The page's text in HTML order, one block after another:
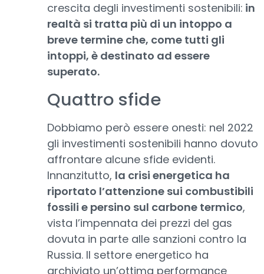
crescita degli investimenti sostenibili: in
realtà si tratta più di un intoppo a
breve termine che, come tutti gli
intoppi, è destinato ad essere
superato.
Quattro sfide
Dobbiamo però essere onesti: nel 2022
gli investimenti sostenibili hanno dovuto
affrontare alcune sfide evidenti.
Innanzitutto, la crisi energetica ha
riportato l’attenzione sui combustibili
fossili e persino sul carbone termico,
vista l’impennata dei prezzi del gas
dovuta in parte alle sanzioni contro la
Russia. Il settore energetico ha
archiviato un’ottima performance